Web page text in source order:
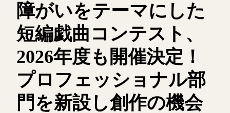
障がいをテーマにした
短編戯曲コンテスト、
2026年度も開催決定！
プロフェッショナル部
門を新設し創作の機会